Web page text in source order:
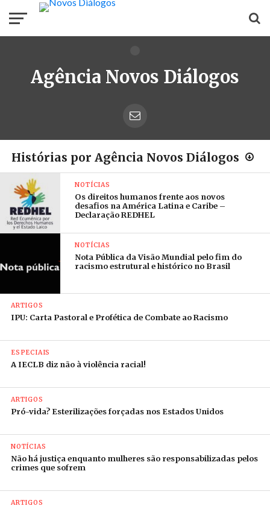
Agência Novos Diálogos
Histórias por Agência Novos Diálogos
NOTÍCIAS
Os direitos humanos frente aos novos
desafios na América Latina e Caribe –
Declaração REDHEL
NOTÍCIAS
Nota Pública da Visão Mundial pelo fim do
racismo estrutural e histórico no Brasil
ARTIGOS
IPU: Carta Pastoral e Profética de Combate ao Racismo
ESPECIAIS
A IECLB diz não à violência racial!
ARTIGOS
Pró-vida? Esterilizações forçadas nos Estados Unidos
NOTÍCIAS
Não há justiça enquanto mulheres são responsabilizadas pelos
crimes que sofrem
ARTIGOS